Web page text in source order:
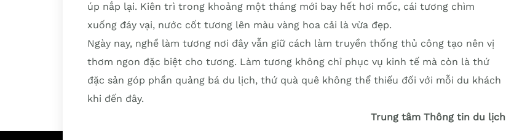
úp nắp lại. Kiên trì trong khoảng một tháng mới bay hết hơi mốc, cái tương chìm
xuống đáy vại, nước cốt tương lên màu vàng hoa cải là vừa đẹp.
Ngày nay, nghề làm tương nơi đây vẫn giữ cách làm truyền thống thủ công tạo nên vị
thơm ngon đặc biệt cho tương. Làm tương không chỉ phục vụ kinh tế mà còn là thứ
đặc sản góp phần quảng bá du lịch, thứ quà quê không thể thiếu đối với mỗi du khách
khi đến đây.
Trung tâm Thông tin du lịch